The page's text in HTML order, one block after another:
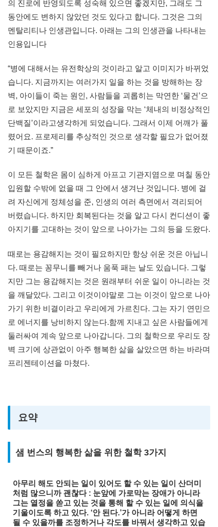
의 진로에 반영되도록 성숙해 있으면 좋겠지만, 그래도 그
동안에도 변하지 않았던 것도 있다고 합니다. 그것은 그의
멘탈리티나 인생관입니다. 아래는 그의 인생관을 나타내는
인용입니다
“병에 대해서는 유전학상의 것이라고 알고 이미지가 바뀌었
습니다. 지금까지는 여러가지 일을 하는 것을 방해하는 장
벽, 아이들이 죽는 원인, 사람들을 괴롭히는 막연한 ‘물건’으
로 보았지만 지금은 세포의 성장을 막는 ‘체내의 비정상적인
단백질’이라고생각하게 되었습니다. 그래서 이제 어깨가 풀
렸어요. 프로제리를 추상적인 것으로 생각할 필요가 없어졌
기 때문이죠.”
이 모든 철학은 몸이 심하게 아프고 기관지염으로 며칠 동안
입원할 수밖에 없을 때 그 안에서 생겨난 것입니다. 병에 걸
려 자신에게 정체성을 준, 인생의 여러 측면에서 격리되어
버렸습니다. 하지만 회복된다는 것을 알고 다시 컨디션이 좋
아지기를 고대하는 것이 앞으로 나아가는 그의 등을 도왔다.
때로는 용감해지는 것이 필요하지만 항상 쉬운 것은 아닙니
다. 때로는 꽁무니를 빼거나 움푹 패는 날도 있습니다. 그렇
지만 그는 용감해지는 것은 원래부터 쉬운 일이 아니라는 것
을 깨달았다. 그리고 이것이야말로 그는 이것이 앞으로 나아
가기 위한 비결이라고 우리에게 가르친다. 그는 자기 연민으
로 에너지를 낭비하지 않는다.함께 지내고 싶은 사람들에게
둘러싸여 계속 앞으로 나아갑니다. 그의 철학으로 우리도 장
벽 크기에 상관없이 아주 행복한 삶을 살았으면 하는 바라며
프리젠테이션을 마쳤다.
요약
샘 번스의 행복한 삶을 위한 철학 3가지
아무리 해도 안되는 일이 있어도 할 수 있는 일이 산더미
처럼 많으니까 괜찮다 : 눈앞에 가로막는 장애가 아니라
그는 열정을 쏟고 있는 것을 통해 할 수 있는 일에 의식을
기울이도록 하고 있다. ‘안 된다.’가 아니라 어떻게 하면
될 수 있을까를 조정하거나 각도를 바꿔서 생각하고 있습